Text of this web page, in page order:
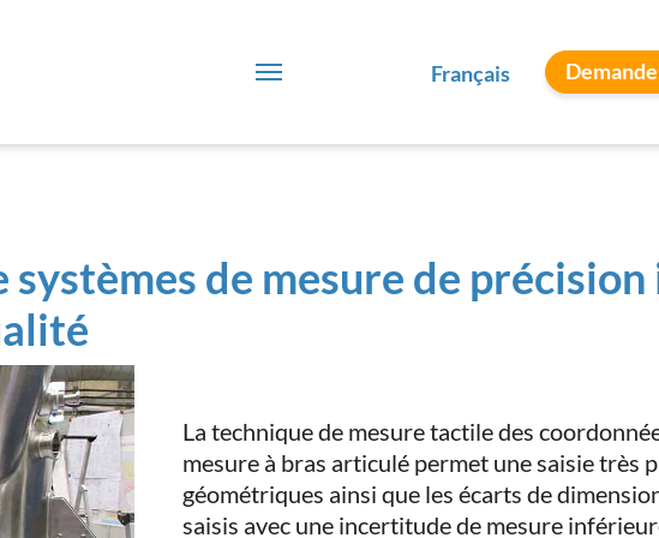
Français
systèmes de mesure de
La technique de mesure tactile des
mesure à bras articulé permet une saisie très
géométriques ainsi que les écarts de
saisis avec une incertitude de mesure